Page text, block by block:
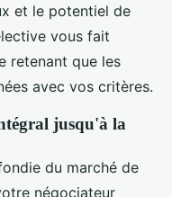
et le potentiel de
vous fait
retenant que les
avec vos critères.
jusqu'à la
du marché de
négociateur